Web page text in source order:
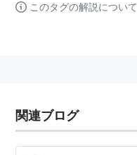
このタグの解説について
関連ブログ